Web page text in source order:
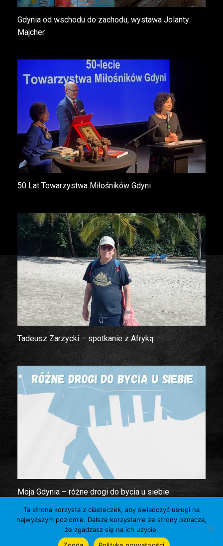
Gdynia od wschodu do zachodu, wystawa Jolanty
Majcher
50 Lat Towarzystwa Miłośników Gdyni
Tadeusz Zarzycki – spotkanie z Afryką
Moja Gdynia – różne drogi do bycia u siebie
© Towarzystwo Miłośników Gdyni
Ta strona korzysta z ciasteczek, aby świadczyć usługi na
najwyższym poziomie. Dalsze korzystanie ze strony oznacza,
że zgadzasz się na ich użycie.